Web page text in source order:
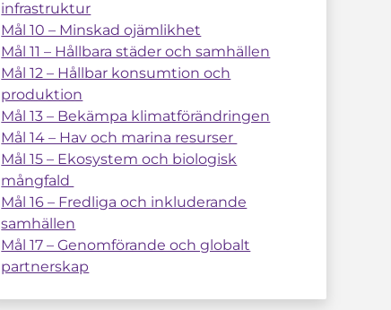
infrastruktur
Mål 10 – Minskad ojämlikhet
Mål 11 – Hållbara städer och samhällen
Mål 12 – Hållbar konsumtion och
produktion
Mål 13 – Bekämpa klimatförändringen
Mål 14 – Hav och marina resurser
Mål 15 – Ekosystem och biologisk
mångfald
Mål 16 – Fredliga och inkluderande
samhällen
Mål 17 – Genomförande och globalt
partnerskap